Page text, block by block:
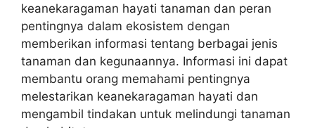
keanekaragaman hayati tanaman dan peran
pentingnya dalam ekosistem dengan
memberikan informasi tentang berbagai jenis
tanaman dan kegunaannya. Informasi ini dapat
membantu orang memahami pentingnya
melestarikan keanekaragaman hayati dan
mengambil tindakan untuk melindungi tanaman